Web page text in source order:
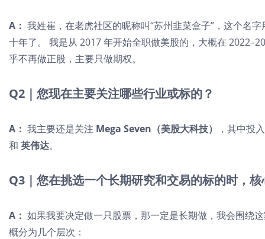
A： 我姓崔，在老虎社区的昵称叫“苏州韭菜盒子”，这个名
十年了。 我是从 2017 年开始全职做美股的，大概在
乎不再做正股，主要只做期权。
Q2｜您现在主要关注哪些行业或标的？
A： 我主要还是关注 Mega Seven（美股大科技）
，其中投
和 英伟达。
Q3｜您在挑选一个长期研究和交易的标的时，
A： 如果我要决定做一只股票，那一定是长期做，我会围绕
概分为几个层次：